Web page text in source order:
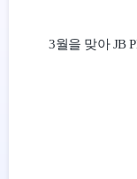
3월을 맞아 JB